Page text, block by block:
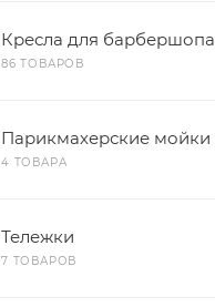
Кресла для барбершопа
86 ТОВАРОВ
Парикмахерские мойки
4 ТОВАРА
Тележки
7 ТОВАРОВ